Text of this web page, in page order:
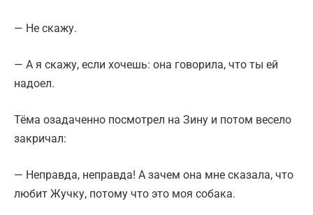
— Не скажу.
— А я скажу, если хочешь: она говорила, что ты ей
надоел.
Тёма озадаченно посмотрел на Зину и потом весело
закричал:
— Неправда, неправда! А зачем она мне сказала, что
любит Жучку, потому что это моя собака.